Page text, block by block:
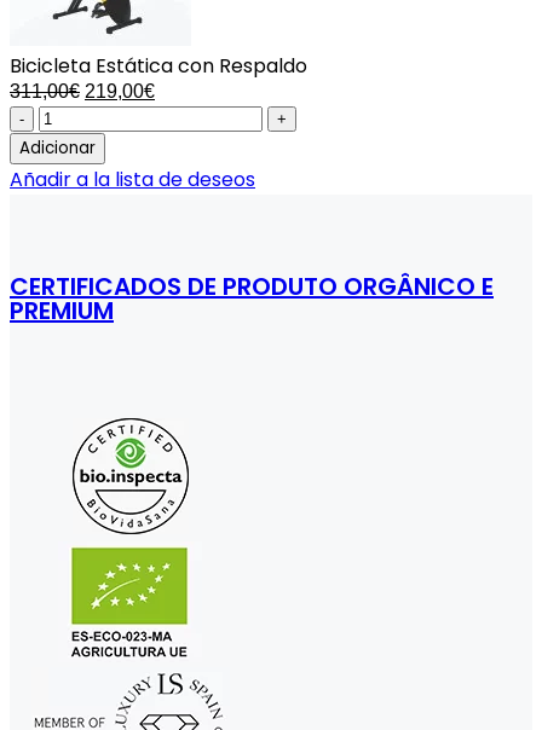
Bicicleta Estática con Respaldo
311,00€ O
preço
original
era:
311,00€.
219,00€O
preço
atual
219,00€.
Bicicleta
Estática
con
Adicionar
Añadir a la lista de deseos
CERTIFICADOS DE PRODUTO ORGÂNICO E
PREMIUM